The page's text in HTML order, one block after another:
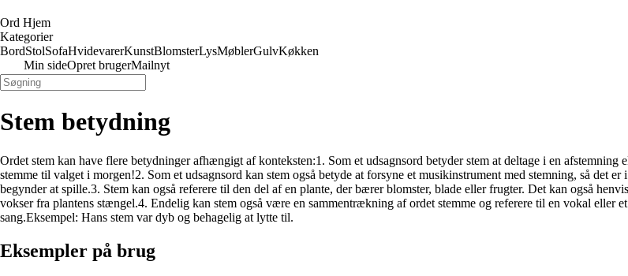
Ord Hjem
Kategorier
BordStolSofaHvidevarerKunstBlomsterLysMøblerGulvKøkken
Min sideOpret brugerMailnyt
Stem betydning
Ordet stem kan have flere betydninger afhængigt af konteksten:1. Som et udsagnsord betyder stem at deltage i en
stemme til valget i morgen!2. Som et udsagnsord kan stem også betyde at forsyne et musikinstrument med stemning, så det
begynder at spille.3. Stem kan også referere til den del af en plante, der bærer blomster, blade eller frugter. Det kan også
vokser fra plantens stængel.4. Endelig kan stem også være en sammentrækning af ordet stemme og referere til en vokal eller
sang.Eksempel: Hans stem var dyb og behagelig at lytte til.
Eksempler på brug